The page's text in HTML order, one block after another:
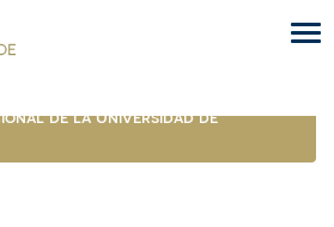
de la Universidad de